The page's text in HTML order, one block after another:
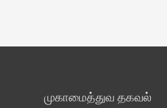
முகாமைத்துவ தகவல்